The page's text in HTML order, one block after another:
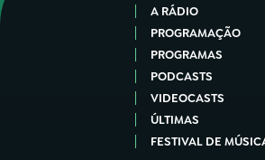
A RÁDIO
PROGRAMAÇÃO
PROGRAMAS
PODCASTS
VIDEOCASTS
ÚLTIMAS
FESTIVAL DE